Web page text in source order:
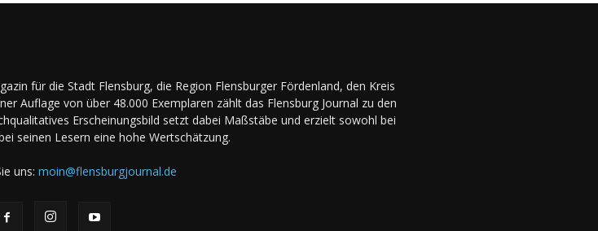
für die Stadt Flensburg, die Region Flensburger Fördenland, den Kreis
Auflage von über 48.000 Exemplaren zählt das Flensburg Journal zu den
Erscheinungsbild setzt dabei Maßstäbe und erzielt sowohl bei
seinen Lesern eine hohe Wertschätzung.
uns: moin@flensburgjournal.de